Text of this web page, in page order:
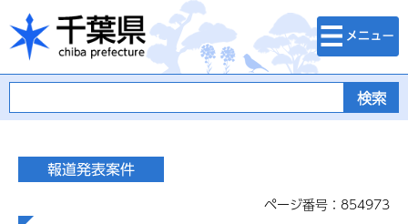
千葉県
検索・メニュ
ー
ページ番号：854973